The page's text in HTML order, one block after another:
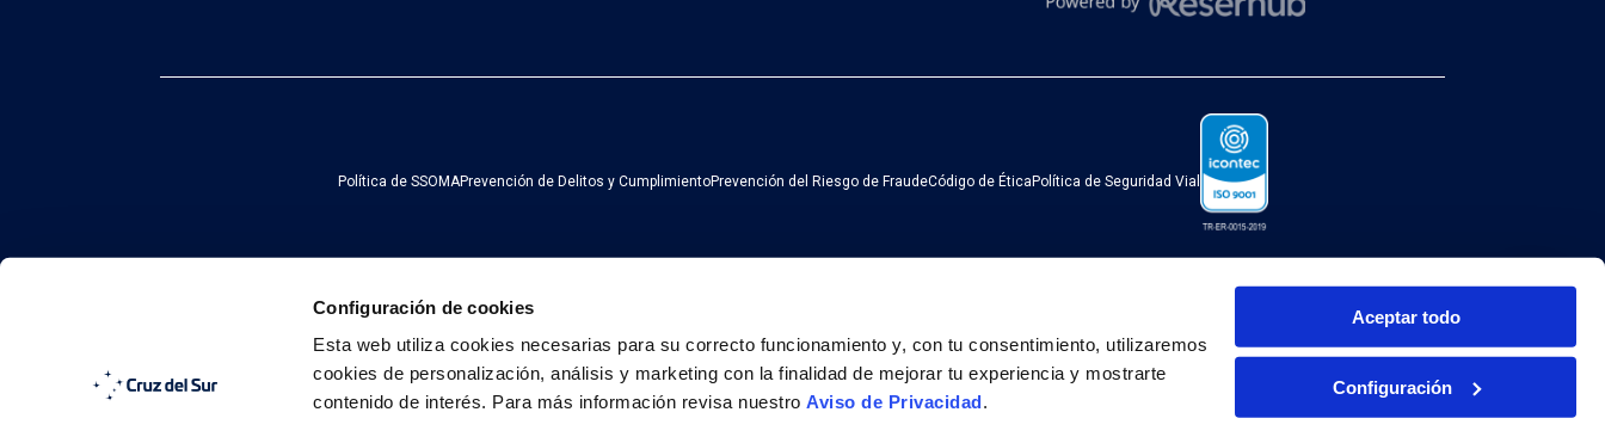
Configuración de cookies
Esta web utiliza cookies necesarias para su correcto funcionamiento y, con tu consentimiento, utilizaremos
cookies de personalización, análisis y marketing con la finalidad de mejorar tu experiencia y mostrarte
contenido de interés. Para más información revisa nuestro Aviso de Privacidad.
Aceptar todo
Configuración
Política de SSOMAPrevención de Delitos y CumplimientoPrevención del Riesgo de FraudeCódigo de Ética Política de Seguridad Vial
ORGULLOSOS LICENCIATARIOS DE LA MARCA PERÚ